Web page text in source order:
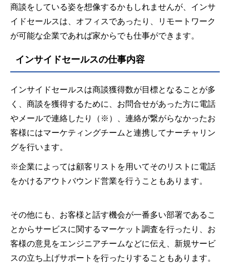
商談をしている姿を想像するかもしれませんが、インサ
イドセールスは、オフィスであったり、リモートワーク
が可能な企業であれば家からでも仕事ができます。
インサイドセールスの仕事内容
インサイドセールスは商談獲得数が目標となることが多
く、商談を獲得するために、お問合せがあった方に電話
やメールで連絡したり（※）、連絡が繋がらなかったお
客様にはマーケティングチームと連携してナーチャリン
グを行います。
※企業によっては顧客リストを用いてそのリストに電話
をかけるアウトバウンド営業を行うこともあります。
その他にも、お客様と話す機会が一番多い部署であるこ
とからサービスに関するマーケット調査を行ったり、お
客様の意見をエンジニアチームなどに伝え、新規サービ
スの立ち上げサポートを行ったりすることもあります。